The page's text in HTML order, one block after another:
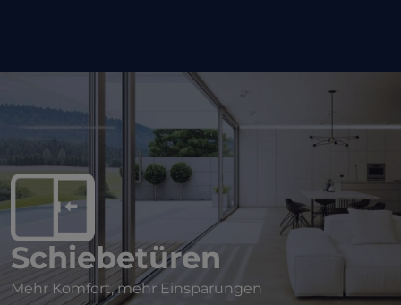
Schiebetüren
Mehr Komfort, mehr Einsparungen